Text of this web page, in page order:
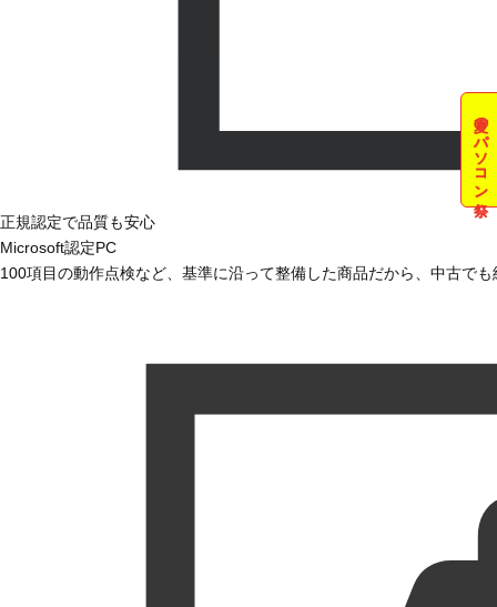
夏のパソコン祭
正規認定で品質も安心
Microsoft認定PC
100項目の動作点検など、基準に沿って整備した商品だから、中古で